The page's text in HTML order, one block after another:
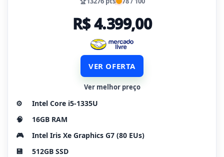
R$ 4.399,00
VER OFERTA
Ver melhor preço
⚙️
Intel Core i5-1335U
🧠
16GB RAM
🎮
Intel Iris Xe Graphics G7 (80 EUs)
💾
512GB SSD